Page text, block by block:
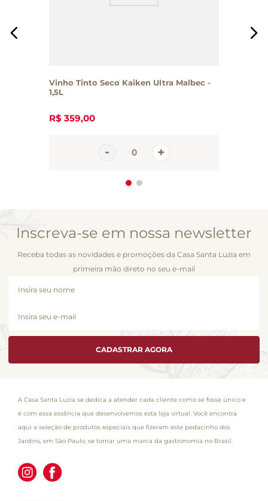
Vinho Tinto Seco Kaiken Ultra Malbec -
1,5L
R$ 359,00
Inscreva-se em nossa newsletter
Receba todas as novidades e promoções da Casa Santa Luzia em
primeira mão direto no seu e-mail
CADASTRAR AGORA
A Casa Santa Luzia se dedica a atender cada cliente como se fosse único e
é com essa essência que desenvolvemos esta loja virtual. Você encontra
aqui a seleção de produtos especiais que fizeram este pedacinho dos
Jardins, em São Paulo, se tornar uma marca da gastronomia no Brasil.